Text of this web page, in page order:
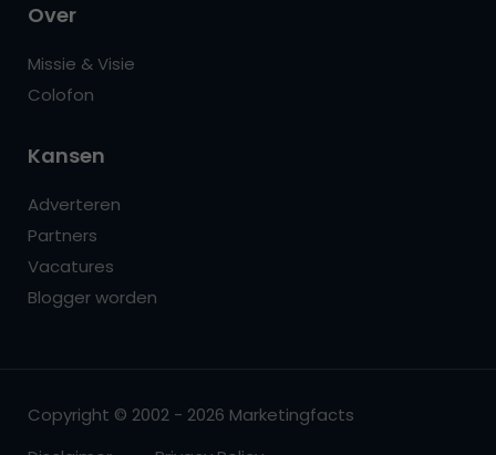
Over
Missie & Visie
Colofon
Kansen
Adverteren
Partners
Vacatures
Blogger worden
Copyright © 2002 - 2026 Marketingfacts